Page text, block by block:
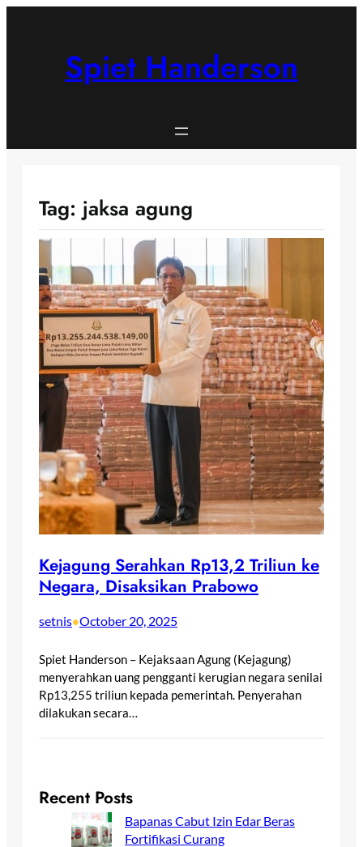
Spiet Handerson
Tag: jaksa agung
Kejagung Serahkan Rp13,2 Triliun ke
Negara, Disaksikan Prabowo
setnis•October 20, 2025
Spiet Handerson – Kejaksaan Agung (Kejagung)
menyerahkan uang pengganti kerugian negara senilai
Rp13,255 triliun kepada pemerintah. Penyerahan
dilakukan secara…
Recent Posts
Bapanas Cabut Izin Edar Beras
Fortifikasi Curang